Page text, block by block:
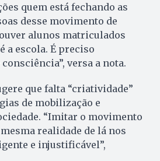
quem está fechando as
desse movimento de
alunos matriculados
a escola. É preciso
versa a nota.
que falta “criatividade”
de mobilização e
“Imitar o movimento
mesma realidade de lá nos
e injustificável”,